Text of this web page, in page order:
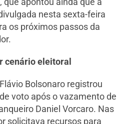
nesta sexta-feira
os próximos passos da
cenário eleitoral
Bolsonaro registrou
voto após o vazamento de
Daniel Vorcaro. Nas
solicitava recursos para